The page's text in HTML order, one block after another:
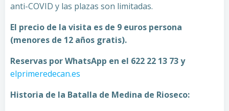
anti-COVID y las plazas son limitadas.
El precio de la visita es de 9 euros persona
(menores de 12 años gratis).
Reservas por WhatsApp en el 622 22 13 73 y
elprimeredecan.es
Historia de la Batalla de Medina de Rioseco: